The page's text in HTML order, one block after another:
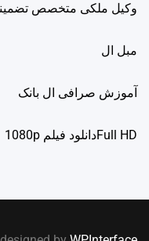
وکیل ملکی متخصص
مبل ال
آموزش صرافی ال بانک
Full HDدانلود فيلم 1080p